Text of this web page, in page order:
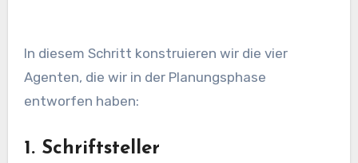
In diesem Schritt konstruieren wir die vier
Agenten, die wir in der Planungsphase
entworfen haben:
1. Schriftsteller